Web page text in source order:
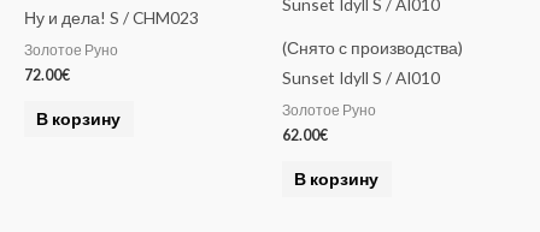
Ну и дела! S / CHM023
Золотое Руно
72.00€
В корзину
(Снято с производства)
Sunset Idyll S / AI010
Золотое Руно
62.00€
В корзину